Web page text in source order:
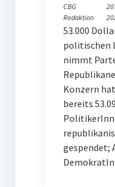
CBG
Redaktion
53.000
politischen
nimmt
Konzern
bereits
gespendet;